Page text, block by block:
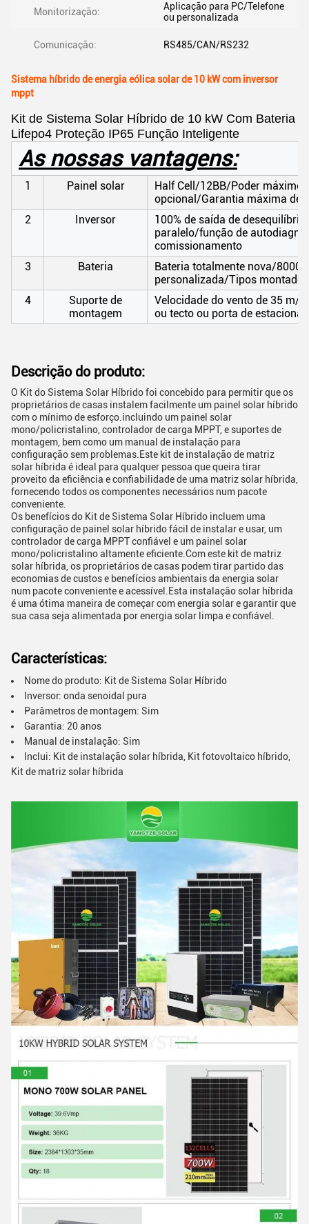
Monitorização:
Aplicação para PC/Telefone
ou personalizada
Comunicação: RS485/CAN/RS232
Sistema híbrido de energia eólica solar de 10 kW com inversor
mppt
Kit de Sistema Solar Híbrido de 10 kW Com Bateria
Lifepo4 Proteção IP65 Função Inteligente
As nossas vantagens:
1 Painel solar
Half Cell/12BB/Poder máximo
opcional/Garantia máxima de
2
Inversor
100% de saída de
paralelo/função de
comissionamento
3
Bateria
Bateria totalmente nova/8000
personalizada/Tipos
4
Suporte de
montagem
Velocidade do vento de 35 m/
ou tecto ou porta de
Descrição do produto:
O Kit do Sistema Solar Híbrido foi concebido para permitir que os
proprietários de casas instalem facilmente um painel solar híbrido
com o mínimo de esforço.incluindo um painel solar
mono/policristalino, controlador de carga MPPT, e suportes de
montagem, bem como um manual de instalação para
configuração sem problemas.Este kit de instalação de matriz
solar híbrida é ideal para qualquer pessoa que queira tirar
proveito da eficiência e confiabilidade de uma matriz solar híbrida,
fornecendo todos os componentes necessários num pacote
conveniente.
Os benefícios do Kit de Sistema Solar Híbrido incluem uma
configuração de painel solar híbrido fácil de instalar e usar, um
controlador de carga MPPT confiável e um painel solar
mono/policristalino altamente eficiente.Com este kit de matriz
solar híbrida, os proprietários de casas podem tirar partido das
economias de custos e benefícios ambientais da energia solar
num pacote conveniente e acessível.Esta instalação solar híbrida
é uma ótima maneira de começar com energia solar e garantir que
sua casa seja alimentada por energia solar limpa e confiável.
Características:
Nome do produto: Kit de Sistema Solar Híbrido
Inversor: onda senoidal pura
Parâmetros de montagem: Sim
Garantia: 20 anos
Manual de instalação: Sim
Inclui: Kit de instalação solar híbrida, Kit fotovoltaico híbrido,
Kit de matriz solar híbrida